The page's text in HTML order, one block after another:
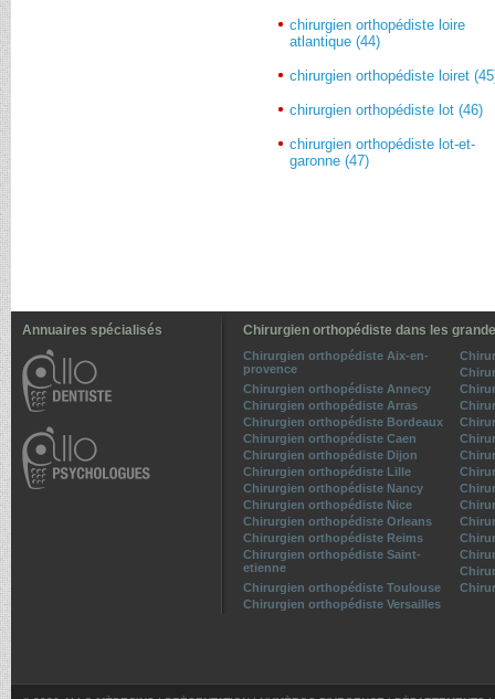
chirurgien orthopédiste loire
atlantique (44)
chirurgien orthopédiste loiret
chirurgien orthopédiste lot (46)
chirurgien orthopédiste lot-et-
garonne (47)
Annuaires spécialisés Chirurgien orthopédiste dans les
Chirurgien orthopédiste Aix-en-
provence
Chirurgien orthopédiste Annecy
Chirurgien orthopédiste Arras
Chirurgien orthopédiste Bordeaux
Chirurgien orthopédiste Caen
Chirurgien orthopédiste Dijon
Chirurgien orthopédiste Lille
Chirurgien orthopédiste Nancy
Chirurgien orthopédiste Nice
Chirurgien orthopédiste Orleans
Chirurgien orthopédiste Reims
Chirurgien orthopédiste Saint-
etienne
Chirurgien orthopédiste Toulouse
Chirurgien orthopédiste Versailles